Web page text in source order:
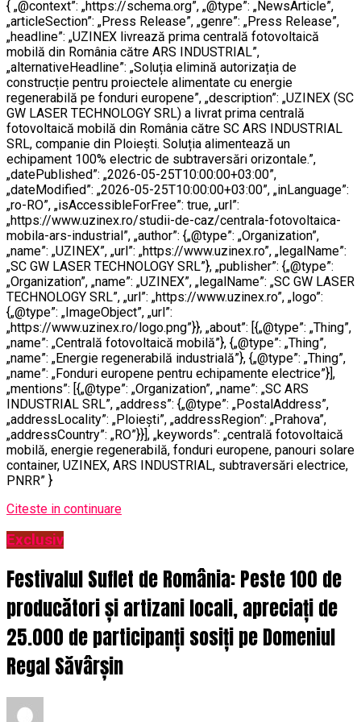
{ „@context”: „https://schema.org”, „@type”: „NewsArticle”,
„articleSection”: „Press Release”, „genre”: „Press Release”,
„headline”: „UZINEX livrează prima centrală fotovoltaică
mobilă din România către ARS INDUSTRIAL”,
„alternativeHeadline”: „Soluția elimină autorizația de
construcție pentru proiectele alimentate cu energie
regenerabilă pe fonduri europene”, „description”: „UZINEX (SC
GW LASER TECHNOLOGY SRL) a livrat prima centrală
fotovoltaică mobilă din România către SC ARS INDUSTRIAL
SRL, companie din Ploiești. Soluția alimentează un
echipament 100% electric de subtraversări orizontale.”,
„datePublished”: „2026-05-25T10:00:00+03:00”,
„dateModified”: „2026-05-25T10:00:00+03:00”, „inLanguage”:
„ro-RO”, „isAccessibleForFree”: true, „url”:
„https://www.uzinex.ro/studii-de-caz/centrala-fotovoltaica-
mobila-ars-industrial”, „author”: {„@type”: „Organization”,
„name”: „UZINEX”, „url”: „https://www.uzinex.ro”, „legalName”:
„SC GW LASER TECHNOLOGY SRL”}, „publisher”: {„@type”:
„Organization”, „name”: „UZINEX”, „legalName”: „SC GW LASER
TECHNOLOGY SRL”, „url”: „https://www.uzinex.ro”, „logo”:
{„@type”: „ImageObject”, „url”:
„https://www.uzinex.ro/logo.png”}}, „about”: [{„@type”: „Thing”,
„name”: „Centrală fotovoltaică mobilă”}, {„@type”: „Thing”,
„name”: „Energie regenerabilă industrială”}, {„@type”: „Thing”,
„name”: „Fonduri europene pentru echipamente electrice”}],
„mentions”: [{„@type”: „Organization”, „name”: „SC ARS
INDUSTRIAL SRL”, „address”: {„@type”: „PostalAddress”,
„addressLocality”: „Ploiești”, „addressRegion”: „Prahova”,
„addressCountry”: „RO”}}], „keywords”: „centrală fotovoltaică
mobilă, energie regenerabilă, fonduri europene, panouri solare
container, UZINEX, ARS INDUSTRIAL, subtraversări electrice,
PNRR” }
Citeste in continuare
Exclusiv
Festivalul Suflet de România: Peste 100 de
producători și artizani locali, apreciați de
25.000 de participanți sosiți pe Domeniul
Regal Săvârșin